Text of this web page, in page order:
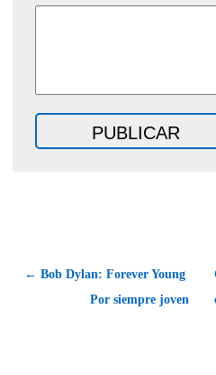
← Bob Dylan: Forever Young 
Por siempre joven